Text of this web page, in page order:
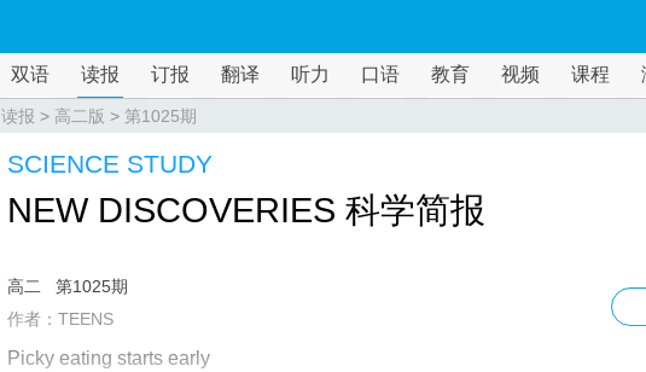
双语 读报 订报 翻译 听力 口语 教育 视频 课程
读报 > 高二版 > 第1025期
SCIENCE STUDY
NEW DISCOVERIES 科学简报
高二
第1025期
作者：TEENS
Picky eating starts early